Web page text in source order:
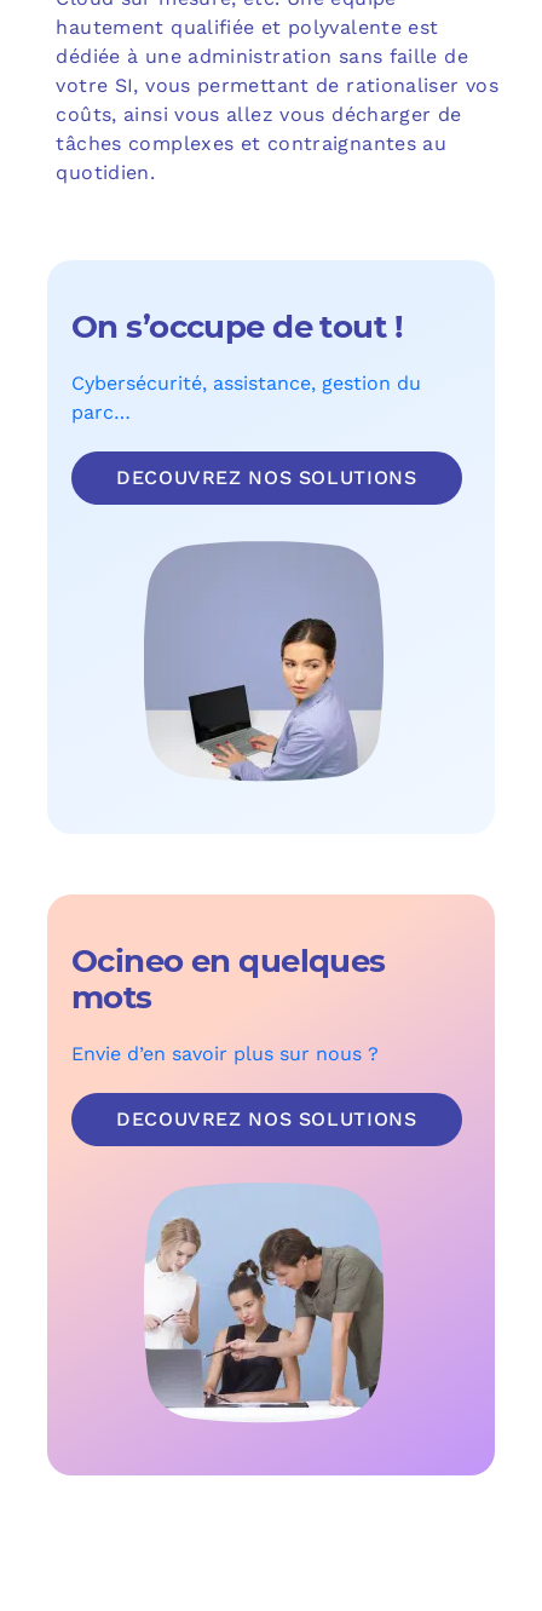
hautement qualifiée et polyvalente est
dédiée à une administration sans faille de
votre SI, vous permettant de rationaliser vos
coûts, ainsi vous allez vous décharger de
tâches complexes et contraignantes au
quotidien.
On s’occupe de tout !
Cybersécurité, assistance, gestion du
parc…
DECOUVREZ NOS SOLUTIONS
Ocineo en quelques
mots
Envie d’en savoir plus sur nous ?
DECOUVREZ NOS SOLUTIONS